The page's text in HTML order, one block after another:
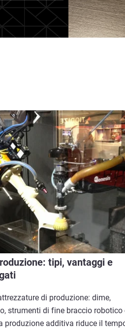
tipi, vantaggi e
di produzione: dime,
strumenti di fine braccio robotico
produzione additiva riduce il